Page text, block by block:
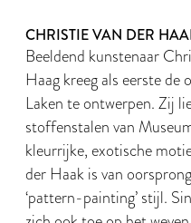
CHRISTIE VAN DER
Beeldend kunstenaar
Haag kreeg als eerste
Laken te ontwerpen. Zij
stoffenstalen van
kleurrijke, exotische
der Haak is van
‘pattern-painting’ stijl.